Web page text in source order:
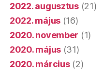
2022. augusztus(21)
2022. május (16)
2020. november (1)
2020. május (31)
2020. március(2)